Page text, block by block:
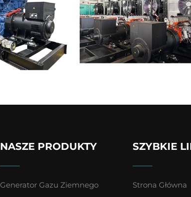
NASZE PRODUKTY
Generator Gazu Ziemnego
SZYBKIE
Strona Główna